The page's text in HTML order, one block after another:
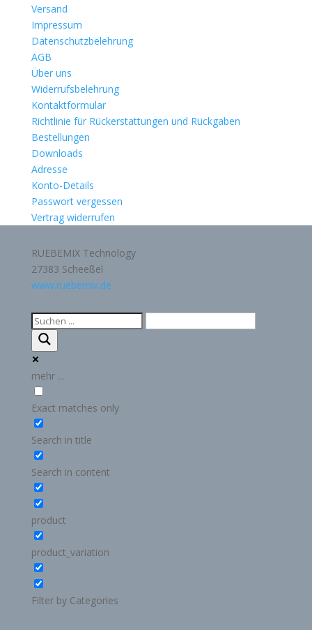
Versand
Impressum
Datenschutzbelehrung
AGB
Über uns
Widerrufsbelehrung
Kontaktformular
Richtlinie für Rückerstattungen und Rückgaben
Bestellungen
Downloads
Adresse
Konto-Details
Passwort vergessen
Vertrag widerrufen
RUEBEMIX Technology
27383 Scheeßel
www.ruebemix.de
mehr ...
Exact matches only
Search in title
Search in content
product
product_variation
Filter by Categories